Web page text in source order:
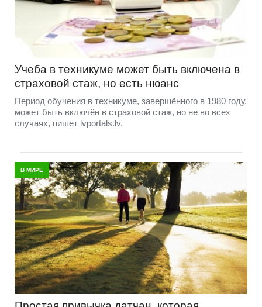
Учеба в техникуме может быть включена в
страховой стаж, но есть нюанс
Период обучения в техникуме, завершённого в 1980 году,
может быть включён в страховой стаж, но не во всех
случаях, пишет lvportals.lv.
В МИРЕ